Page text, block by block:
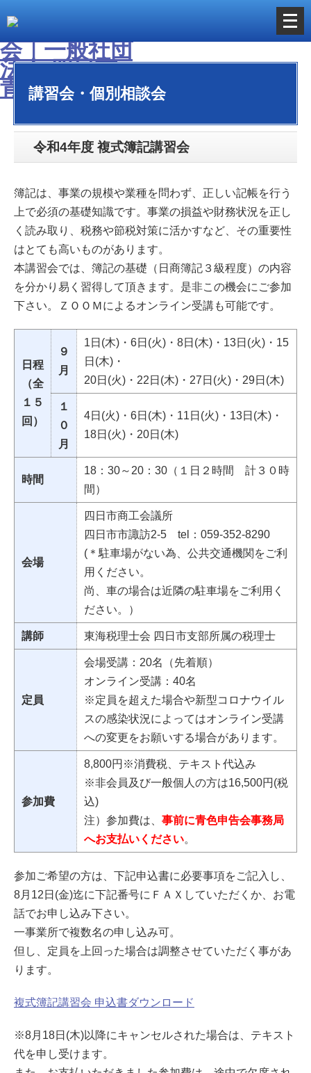
メ
ニ
く
講習会・個別相談会
令和4年度 複式簿記講習会
簿記は、事業の規模や業種を問わず、正しい記帳を行う
上で必須の基礎知識です。事業の損益や財務状況を正し
く読み取り、税務や節税対策に活かすなど、その重要性
はとても高いものがあります。
本講習会では、簿記の基礎（日商簿記３級程度）の内容
を分かり易く習得して頂きます。是非この機会にご参加
下さい。ＺＯＯＭによるオンライン受講も可能です。
日程
（全
１５
回）
９
月
1日(木)・6日(火)・8日(木)・13日(火)・15
日(木)・
20日(火)・22日(木)・27日(火)・29日(木)
１
０
月
4日(火)・6日(木)・11日(火)・13日(木)・
18日(火)・20日(木)
時間
18：30～20：30（１日２時間 計３０時
間）
会場
四日市商工会議所
四日市市諏訪2-5 tel：059-352-8290
(＊駐車場がない為、公共交通機関をご利
用ください。
尚、車の場合は近隣の駐車場をご利用く
ださい。）
講師 東海税理士会 四日市支部所属の税理士
定員
会場受講：20名（先着順）
オンライン受講：40名
※定員を超えた場合や新型コロナウイル
スの感染状況によってはオンライン受講
への変更をお願いする場合があります。
参加費
8,800円※消費税、テキスト代込み
※非会員及び一般個人の方は16,500円(税
込)
注）参加費は、 事前に青色申告会事務局
へお支払いください。
参加ご希望の方は、下記申込書に必要事項をご記入し、
8月12日(金)迄に下記番号にＦＡＸしていただくか、お電
話でお申し込み下さい。
一事業所で複数名の申し込み可。
但し、定員を上回った場合は調整させていただく事があ
ります。
複式簿記講習会 申込書ダウンロード
※8月18日(木)以降にキャンセルされた場合は、テキスト
代を申し受けます。